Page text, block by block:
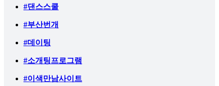
#댄스스쿨
#부산번개
#데이팅
#소개팅프로그램
#이색만남사이트